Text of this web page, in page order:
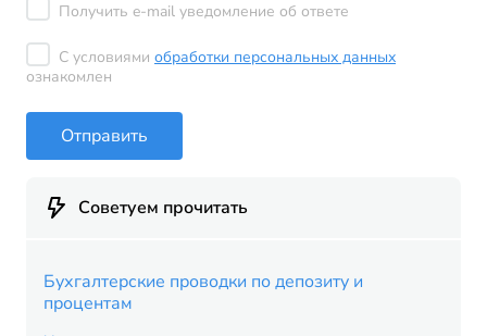
Получить e-mail уведомление об ответе
С условиями обработки персональных данных
ознакомлен
Отправить
Советуем прочитать
Бухгалтерские проводки по депозиту и
процентам